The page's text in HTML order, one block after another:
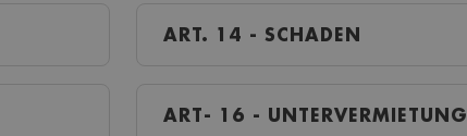
ART. 14 - SCHADEN
ART- 16 - UNTERVERMIETUNG